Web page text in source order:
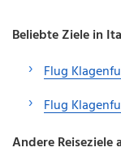
Beliebte Ziele in
Flug
Flug
Andere Reiseziele